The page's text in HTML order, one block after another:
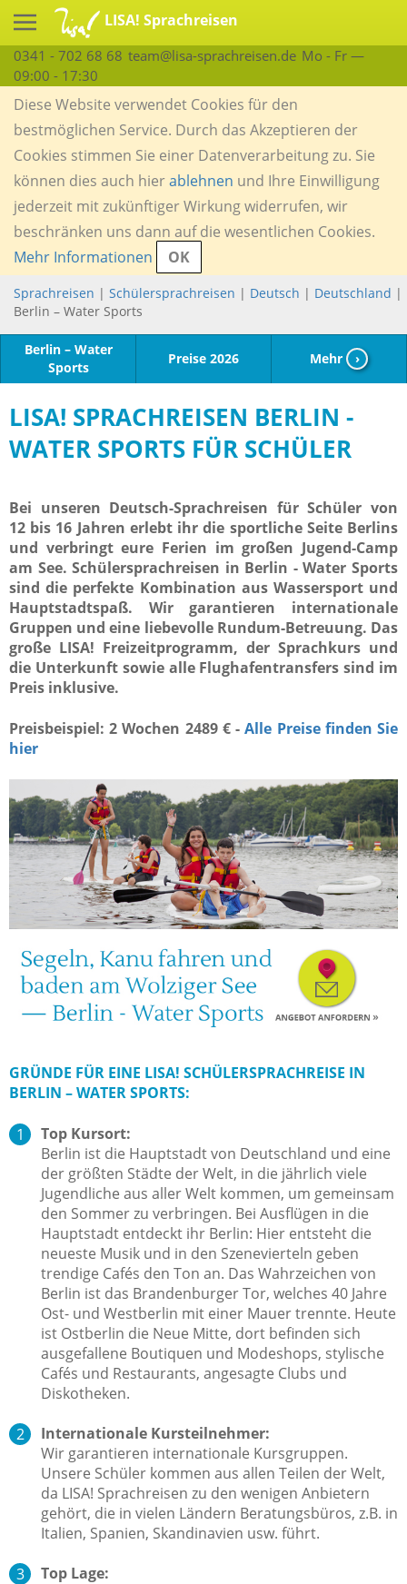
LISA! Sprachreisen
0341 - 702 68 68 team@lisa-sprachreisen.de Mo - Fr —
09:00 - 17:30
Diese Website verwendet Cookies für den
bestmöglichen Service. Durch das Akzeptieren der
Cookies stimmen Sie einer Datenverarbeitung zu. Sie
können dies auch hierablehnen und Ihre Einwilligung
jederzeit mit zukünftiger Wirkung widerrufen, wir
beschränken uns dann auf die wesentlichen Cookies.
Mehr Informationen
OK
Sprachreisen | Schülersprachreisen | Deutsch | Deutschland |
Berlin – Water Sports
Berlin – Water
Sports
Preise 2026 Mehr ›
LISA! SPRACHREISEN BERLIN -
WATER SPORTS FÜR SCHÜLER
Bei unseren Deutsch-Sprachreisen für Schüler von
12 bis 16 Jahren erlebt ihr die sportliche Seite Berlins
und verbringt eure Ferien im großen Jugend-Camp
am See. Schülersprachreisen in Berlin - Water Sports
sind die perfekte Kombination aus Wassersport und
Hauptstadtspaß. Wir garantieren internationale
Gruppen und eine liebevolle Rundum-Betreuung. Das
große LISA! Freizeitprogramm, der Sprachkurs und
die Unterkunft sowie alle Flughafentransfers sind im
Preis inklusive.
Preisbeispiel: 2 Wochen 2489 € -Alle Preise finden Sie
hier
GRÜNDE FÜR EINE LISA! SCHÜLERSPRACHREISE IN
BERLIN – WATER SPORTS:
Top Kursort:
Berlin ist die Hauptstadt von Deutschland und eine
der größten Städte der Welt, in die jährlich viele
Jugendliche aus aller Welt kommen, um gemeinsam
den Sommer zu verbringen. Bei Ausflügen in die
Hauptstadt entdeckt ihr Berlin: Hier entsteht die
neueste Musik und in den Szenevierteln geben
trendige Cafés den Ton an. Das Wahrzeichen von
Berlin ist das Brandenburger Tor, welches 40 Jahre
Ost- und Westberlin mit einer Mauer trennte. Heute
ist Ostberlin die Neue Mitte, dort befinden sich
ausgefallene Boutiquen und Modeshops, stylische
Cafés und Restaurants, angesagte Clubs und
Diskotheken.
Internationale Kursteilnehmer:
Wir garantieren internationale Kursgruppen.
Unsere Schüler kommen aus allen Teilen der Welt,
da LISA! Sprachreisen zu den wenigen Anbietern
gehört, die in vielen Ländern Beratungsbüros, z.B. in
Italien, Spanien, Skandinavien usw. führt.
Top Lage: